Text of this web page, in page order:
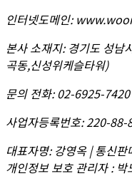
인터넷도메인:
본사 소재지:경기도 성남
곡동,신성위케슬타워)
문의 전화:02-6925-
사업자등록번호:220-88-
대표자명:강영옥 | 통신
개인정보 보호 관리자 : 박